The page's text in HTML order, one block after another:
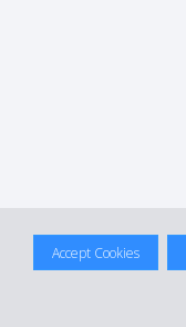
Accept Cookies